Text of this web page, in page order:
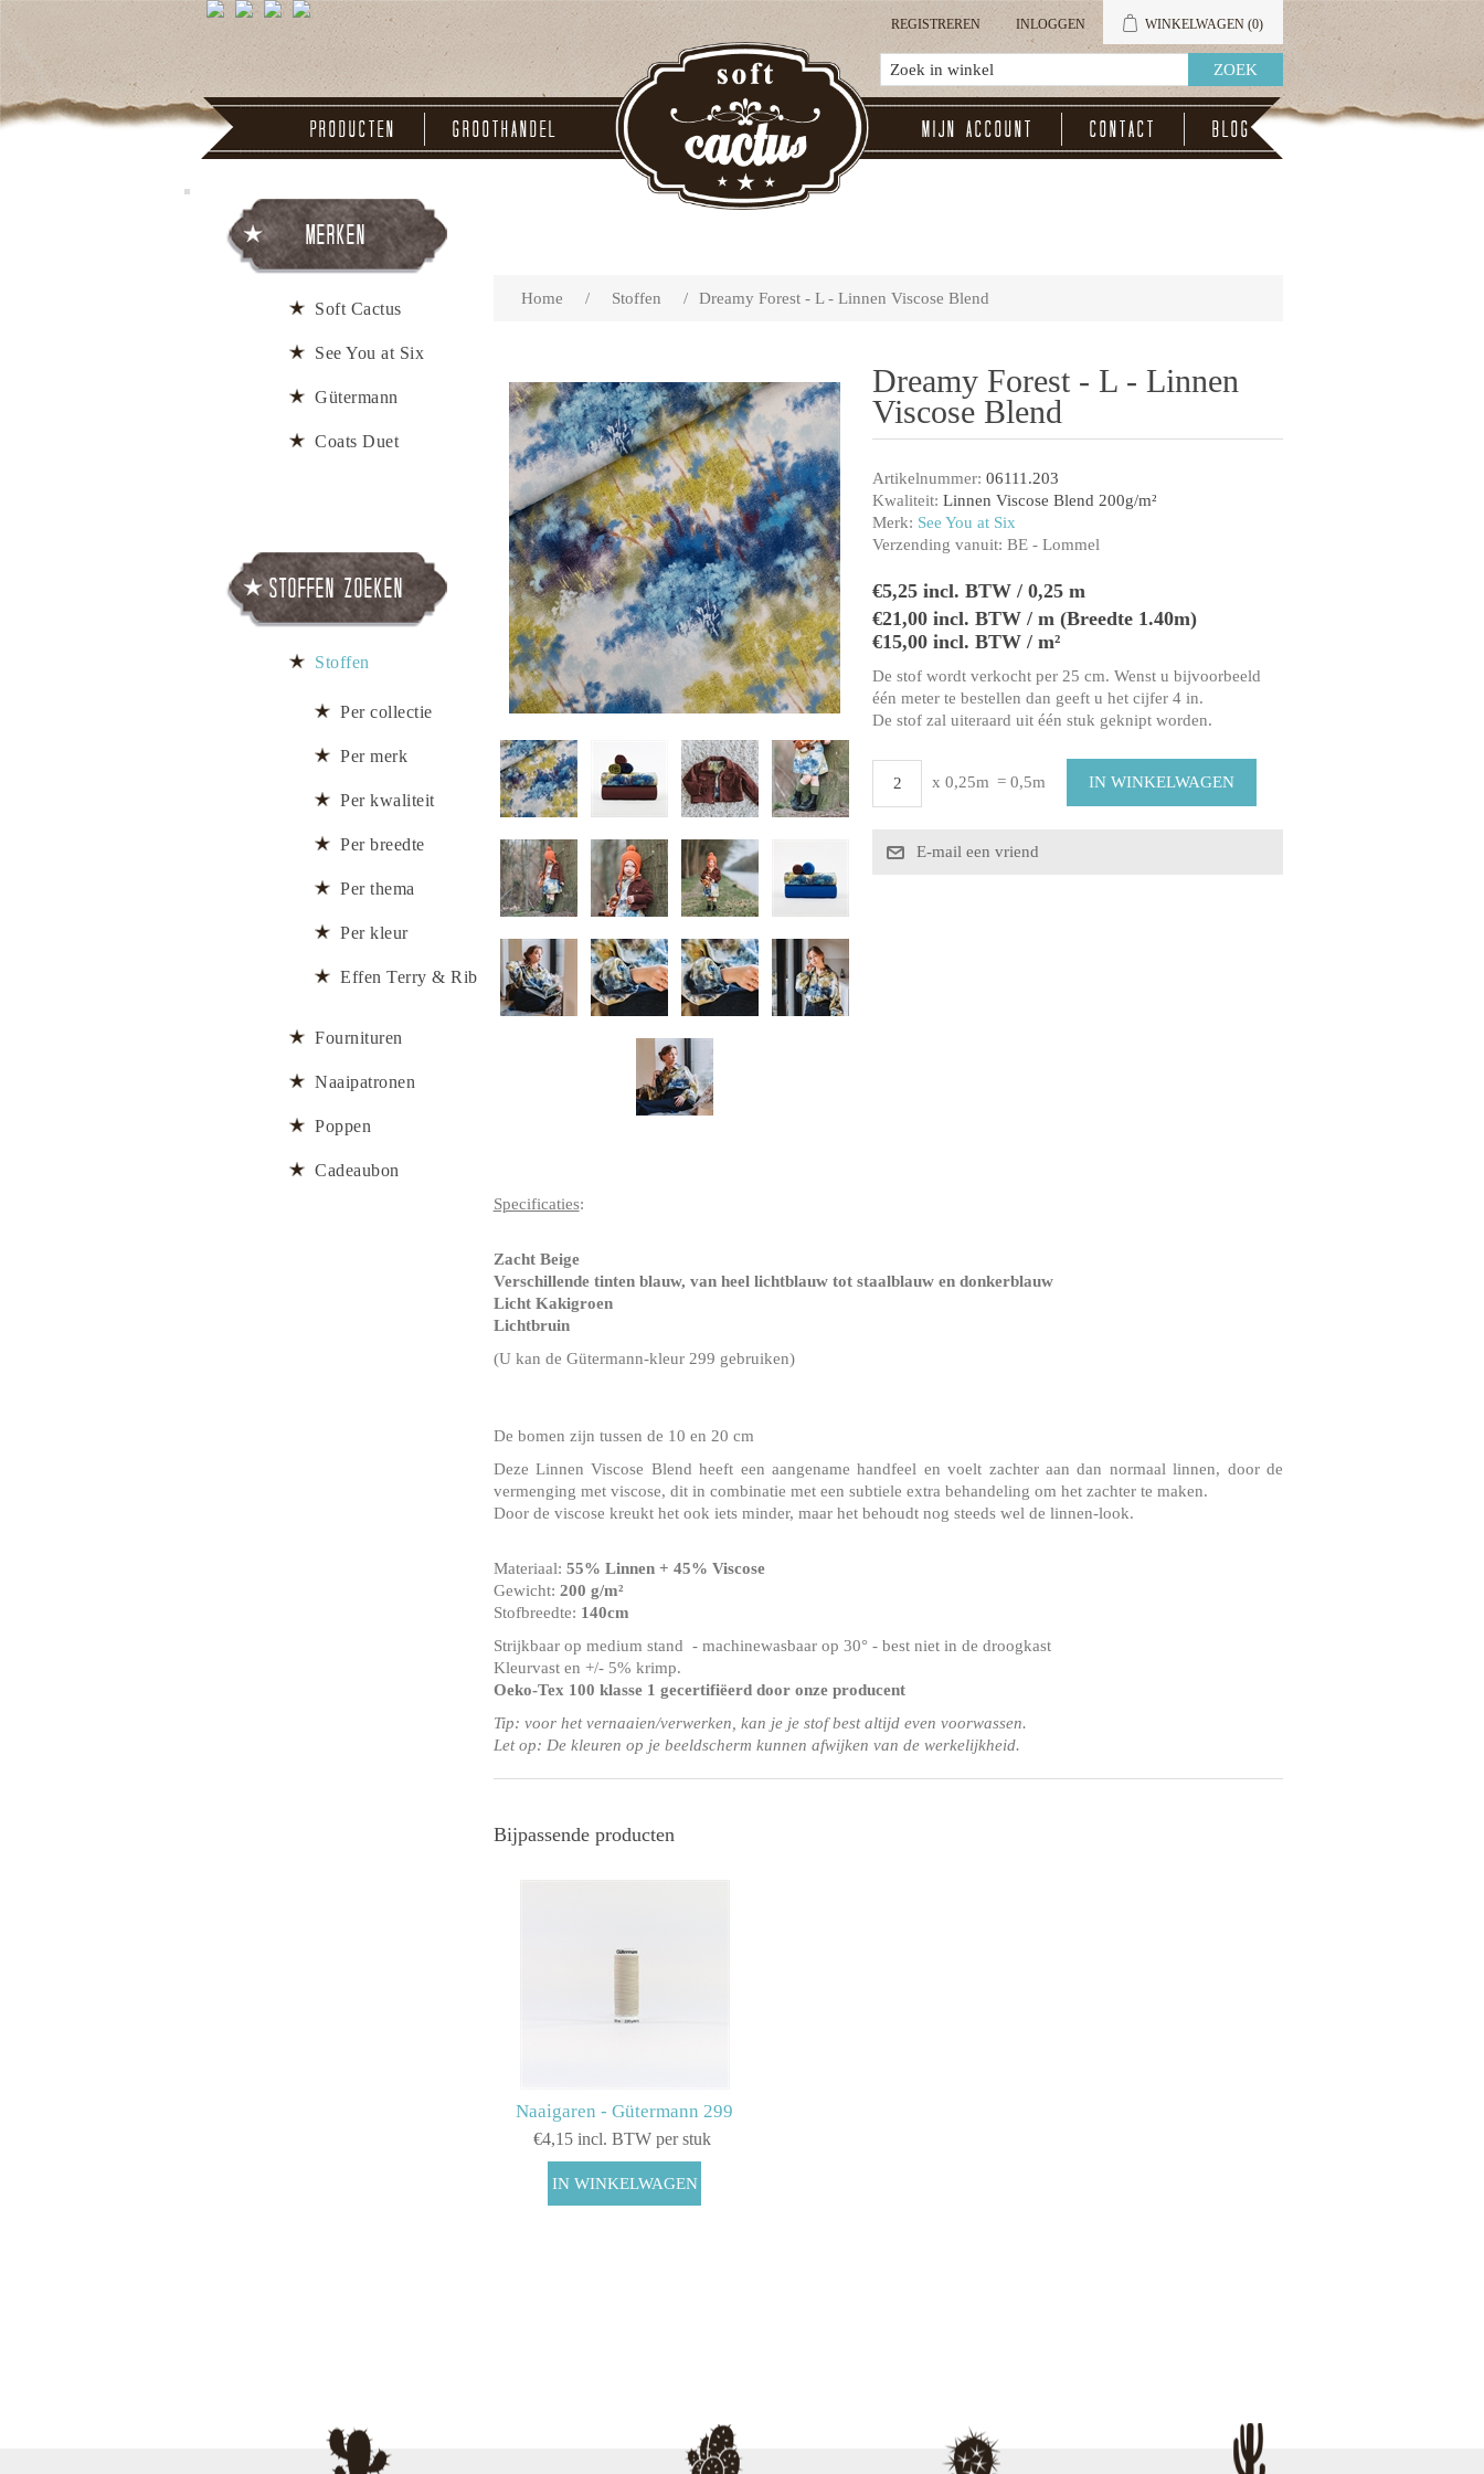
REGISTREREN INLOGGEN WINKELWAGEN (0)
Producten Groothandel Mijn account Contact Blog
Home / Stoffen / Dreamy Forest - L - Linnen Viscose Blend
Dreamy Forest - L - Linnen
Viscose Blend
Artikelnummer: 06111.203
Kwaliteit: Linnen Viscose Blend 200g/m²
Merk: See You at Six
Verzending vanuit: BE - Lommel
€5,25 incl. BTW / 0,25 m
€21,00 incl. BTW / m (Breedte 1.40m)
€15,00 incl. BTW / m²
De stof wordt verkocht per 25 cm. Wenst u bijvoorbeeld
één meter te bestellen dan geeft u het cijfer 4 in.
De stof zal uiteraard uit één stuk geknipt worden.
x 0,25m = 0,5m
Specificaties:
Zacht Beige
Verschillende tinten blauw, van heel lichtblauw tot staalblauw en donkerblauw
Licht Kakigroen
Lichtbruin
(U kan de Gütermann-kleur 299 gebruiken)
De bomen zijn tussen de 10 en 20 cm
Deze Linnen Viscose Blend heeft een aangename handfeel en voelt zachter aan dan normaal linnen, door de
vermenging met viscose, dit in combinatie met een subtiele extra behandeling om het zachter te maken.
Door de viscose kreukt het ook iets minder, maar het behoudt nog steeds wel de linnen-look.
Materiaal: 55% Linnen + 45% Viscose
Gewicht: 200 g/m²
Stofbreedte: 140cm
Strijkbaar op medium stand - machinewasbaar op 30° - best niet in de droogkast
Kleurvast en +/- 5% krimp.
Oeko-Tex 100 klasse 1 gecertifiëerd door onze producent
Tip: voor het vernaaien/verwerken, kan je je stof best altijd even voorwassen.
Let op: De kleuren op je beeldscherm kunnen afwijken van de werkelijkheid.
Bijpassende producten
Naaigaren - Gütermann 299
€4,15 incl. BTW per stuk
Merken
Soft Cactus
See You at Six
Gütermann
Coats Duet
Stoffen zoeken
Stoffen
Per collectie
Per merk
Per kwaliteit
Per breedte
Per thema
Per kleur
Effen Terry & Rib
Fournituren
Naaipatronen
Poppen
Cadeaubon